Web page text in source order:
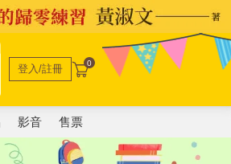
登入/註冊 0
影音 售票